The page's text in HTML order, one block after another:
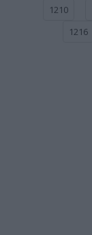
1210
1216